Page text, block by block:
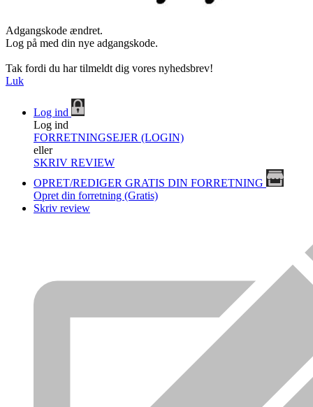
Adgangskode ændret.
Log på med din nye adgangskode.
Tak fordi du har tilmeldt dig vores nyhedsbrev!
Luk
Log ind
Log ind
FORRETNINGSEJER (LOGIN)
eller
SKRIV REVIEW
OPRET/REDIGER GRATIS DIN FORRETNING
Opret din forretning (Gratis)
Skriv review